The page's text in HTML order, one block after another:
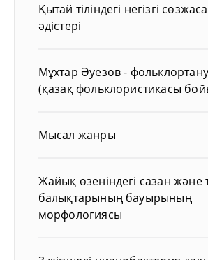
Қытай тіліндегі негізгі
әдістері
Мұхтар Әуезов -
(қазақ фольклористикасы
Мысал жанры
Жайық өзеніндегі сазан және
балықтарының бауырының
морфологиясы